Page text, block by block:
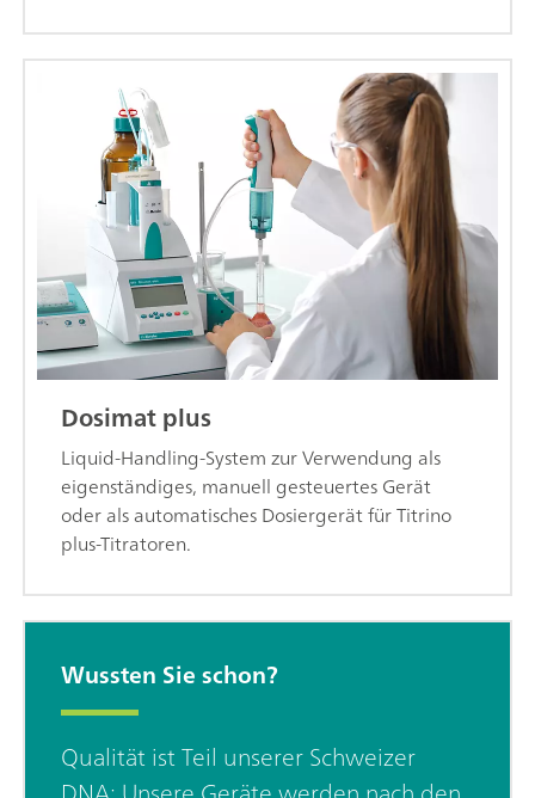
Dosimat plus
Liquid-Handling-System zur Verwendung als
eigenständiges, manuell gesteuertes Gerät
oder als automatisches Dosiergerät für Titrino
plus-Titratoren.
Wussten Sie schon?
Qualität ist Teil unserer Schweizer